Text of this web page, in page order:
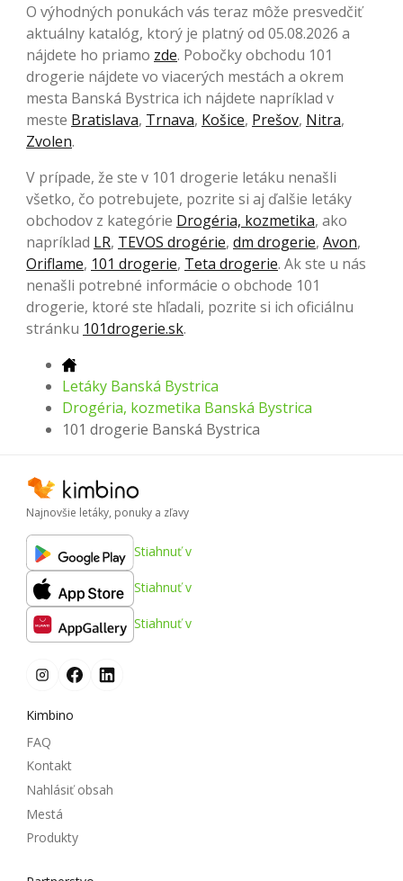
O výhodných ponukách vás teraz môže presvedčiť
aktuálny katalóg, ktorý je platný od 05.08.2026 a
nájdete ho priamo zde. Pobočky obchodu 101
drogerie nájdete vo viacerých mestách a okrem
mesta Banská Bystrica ich nájdete napríklad v
meste Bratislava, Trnava, Košice, Prešov, Nitra,
Zvolen.
V prípade, že ste v 101 drogerie letáku nenašli
všetko, čo potrebujete, pozrite si aj ďalšie letáky
obchodov z kategórie Drogéria, kozmetika, ako
napríklad LR, TEVOS drogérie, dm drogerie, Avon,
Oriflame, 101 drogerie, Teta drogerie. Ak ste u nás
nenašli potrebné informácie o obchode 101
drogerie, ktoré ste hľadali, pozrite si ich oficiálnu
stránku 101drogerie.sk.
Letáky Banská Bystrica
Drogéria, kozmetika Banská Bystrica
101 drogerie Banská Bystrica
Najnovšie letáky, ponuky a zľavy
Stiahnuť v
Stiahnuť v
Stiahnuť v
Kimbino
FAQ
Kontakt
Nahlásiť obsah
Mestá
Produkty